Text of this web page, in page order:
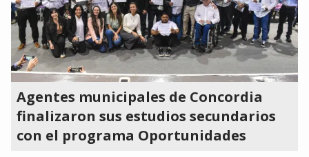
Agentes municipales de Concordia
finalizaron sus estudios secundarios
con el programa Oportunidades